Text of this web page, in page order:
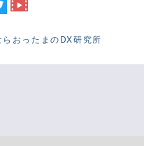
おったまのDX研究所